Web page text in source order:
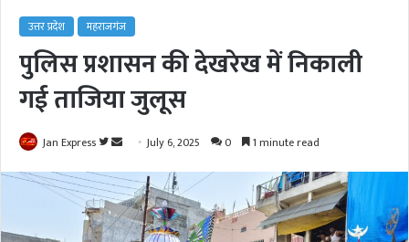
उत्तर प्रदेश महराजगंज
पुलिस प्रशासन की देखरेख में निकाली
गई ताजिया जुलूस
Jan Express
F
l
l
o
n
d
a
July 6, 2025 0 1 minute read